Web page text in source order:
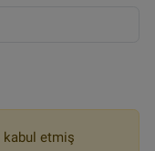
kabul etmiş